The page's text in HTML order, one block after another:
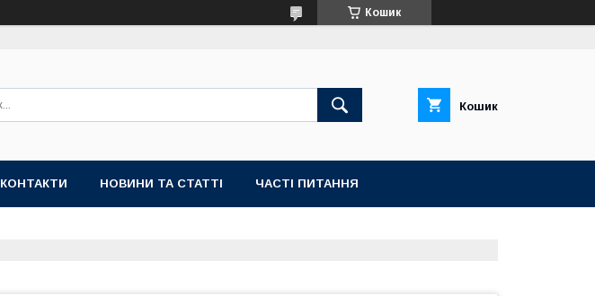
Кошик
Кошик
КОНТАКТИ НОВИНИ ТА СТАТТІ ЧАСТІ ПИТАННЯ